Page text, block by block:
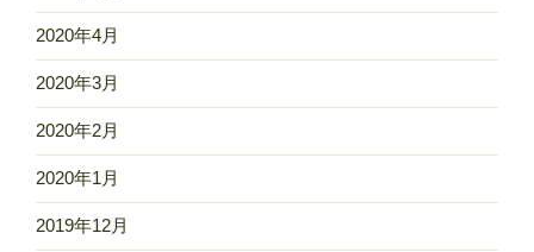
2020年4月
2020年3月
2020年2月
2020年1月
2019年12月